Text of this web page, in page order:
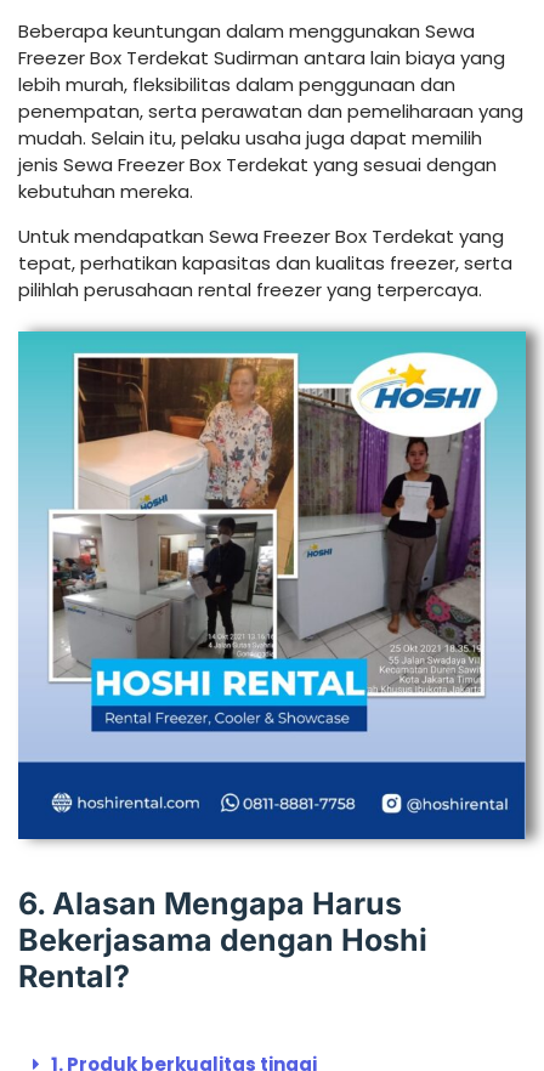
Beberapa keuntungan dalam menggunakan Sewa
Freezer Box Terdekat Sudirman antara lain biaya yang
lebih murah, fleksibilitas dalam penggunaan dan
penempatan, serta perawatan dan pemeliharaan yang
mudah. Selain itu, pelaku usaha juga dapat memilih
jenis Sewa Freezer Box Terdekat yang sesuai dengan
kebutuhan mereka.
Untuk mendapatkan Sewa Freezer Box Terdekat yang
tepat, perhatikan kapasitas dan kualitas freezer, serta
pilihlah perusahaan rental freezer yang terpercaya.
6. Alasan Mengapa Harus
Bekerjasama dengan Hoshi
Rental?
1. Produk berkualitas tinggi